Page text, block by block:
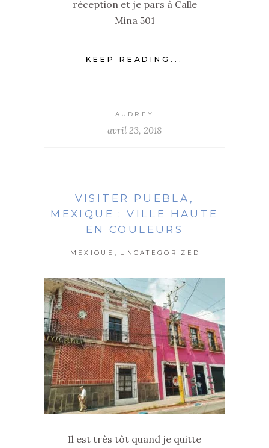
réception et je pars à Calle
Mina 501
KEEP READING...
AUDREY
avril 23, 2018
VISITER PUEBLA,
MEXIQUE : VILLE HAUTE
EN COULEURS
MEXIQUE UNCATEGORIZED
Il est très tôt quand je quitte